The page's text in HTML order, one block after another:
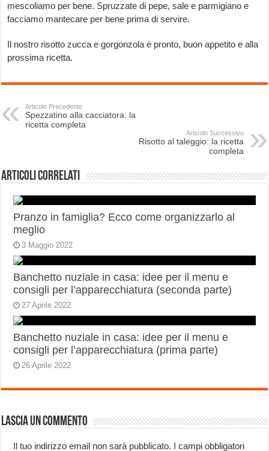
mescoliamo per bene. Spruzzate di pepe, sale e parmigiano e
facciamo mantecare per bene prima di servire.
Il nostro risotto zucca e gorgonzola è pronto, buon appetito e alla
prossima ricetta.
Articolo Precedente
Spezzatino alla cacciatora: la
ricetta completa
Articolo Successivo
Risotto al taleggio: la ricetta
completa
Articoli correlati
Pranzo in famiglia? Ecco come organizzarlo al
meglio
3 Maggio 2022
Banchetto nuziale in casa: idee per il menu e
consigli per l’apparecchiatura (seconda parte)
27 Aprile 2022
Banchetto nuziale in casa: idee per il menu e
consigli per l’apparecchiatura (prima parte)
26 Aprile 2022
Lascia un commento
Il tuo indirizzo email non sarà pubblicato. I campi obbligatori